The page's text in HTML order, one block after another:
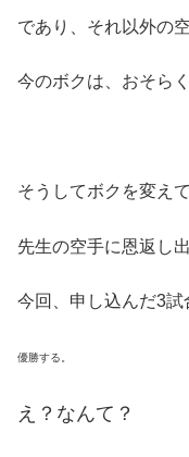
であり、それ以外の
今のボクは、おそら
そうしてボクを変え
先生の空手に恩返し
今回、申し込んだ3試
優勝する。
え？なんて？